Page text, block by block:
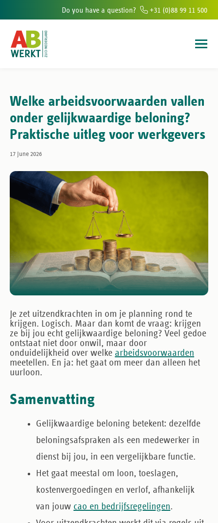
in the south of The Netherlands
Do you have a question? +31 (0)88 99 11 500
Welke arbeidsvoorwaarden vallen
onder gelijkwaardige beloning?
Praktische uitleg voor werkgevers
17 June 2026
Je zet uitzendkrachten in om je planning rond te
krijgen. Logisch. Maar dan komt de vraag: krijgen
ze bij jou echt gelijkwaardige beloning? Veel gedoe
ontstaat niet door onwil, maar door
onduidelijkheid over welke arbeidsvoorwaarden
meetellen. En ja: het gaat om meer dan alleen het
uurloon.
Samenvatting
Gelijkwaardige beloning betekent: dezelfde
beloningsafspraken als een medewerker in
dienst bij jou, in een vergelijkbare functie.
Het gaat meestal om loon, toeslagen,
kostenvergoedingen en verlof, afhankelijk
van jouw cao en bedrijfsregelingen.